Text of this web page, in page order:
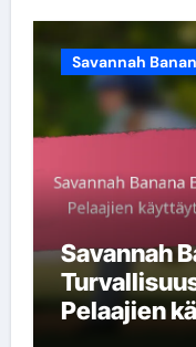
Savannah
Savannah
Pelaajien